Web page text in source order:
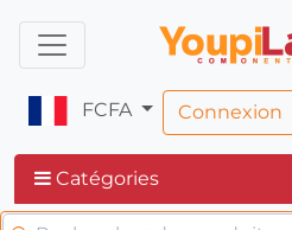
FCFA Connexion
Catégories